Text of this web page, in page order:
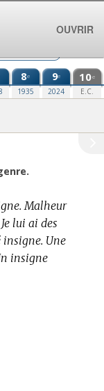
8e
1935
9e
2024
10e
E.C.
Malheur
lui ai des
insigne. Une
insigne
OUVRIR